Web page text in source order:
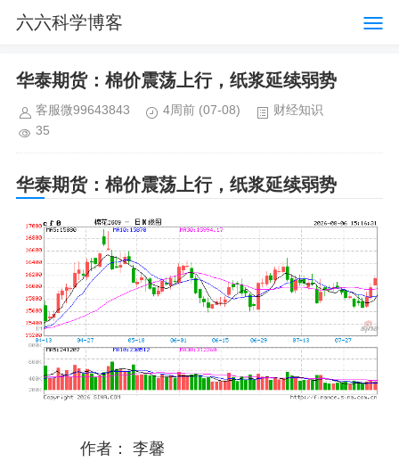
六六科学博客
华泰期货：棉价震荡上行，纸浆延续弱势
客服微99643843 4周前 (07-08)
财经知识
35
华泰期货：棉价震荡上行，纸浆延续弱势
作者： 李馨